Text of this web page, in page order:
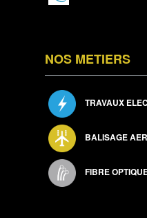
NOS METIERS
TRAVAUX
BALISAGE
FIBRE